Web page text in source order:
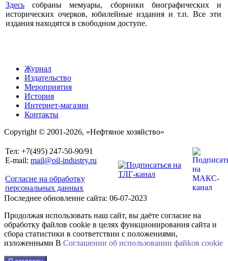
Здесь собраны мемуары, сборники биографических и
исторических очерков, юбилейные издания и т.п. Все эти
издания находятся в свободном доступе.
Журнал
Издательство
Мероприятия
История
Интернет-магазин
Контакты
Copyright © 2001-2026, «Нефтяное хозяйство»
Тел: +7(495) 247-50-90/91
E-mail: mail@oil-industry.ru
Согласие на обработку
персональных данных
Последнее обновление сайта: 06-07-2023
Продолжая использовать наш сайт, вы даёте согласие на
обработку файлов cookie в целях функционирования сайта и
сбора статистики в соответствии с положениями,
изложенными В Соглашении об использовании файkов cookie